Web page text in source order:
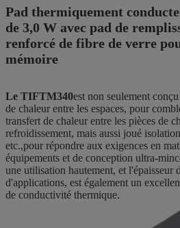
Pad thermiquement
de 3,0 W avec pad de
renforcé de fibre de verre
mémoire
Le TIFTM340est non seulement
de chaleur entre les espaces, pour
transfert de chaleur entre les pièces de
refroidissement, mais aussi joué
etc.,pour répondre aux exigences en
équipements et de conception ultra-
une utilisation hautement, et l'épaisseur
d'applications, est également un
de conductivité thermique.